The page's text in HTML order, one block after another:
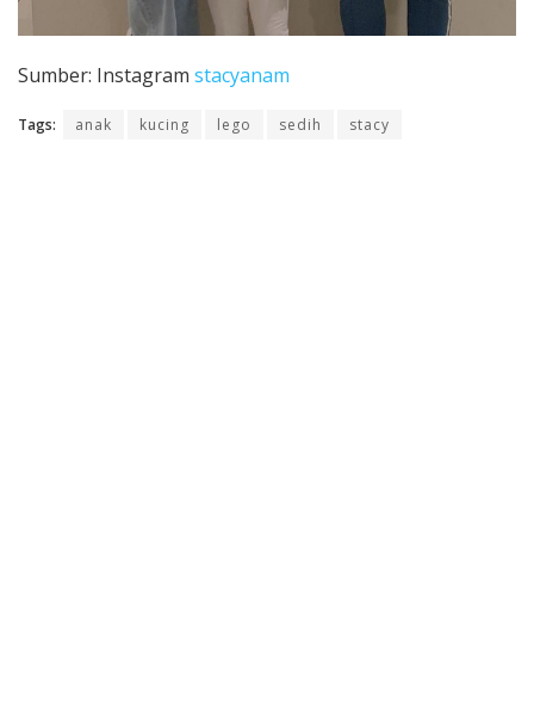
Sumber: Instagram stacyanam
Tags: anak kucing lego sedih stacy